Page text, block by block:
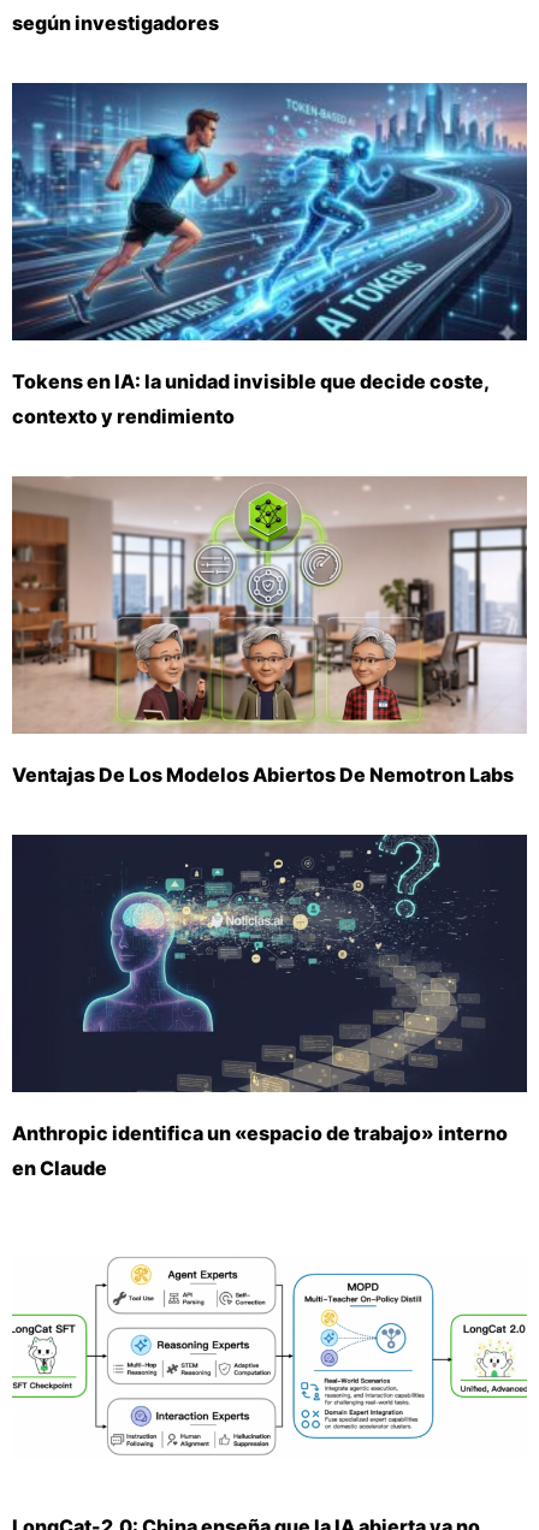
según investigadores
Tokens en IA: la unidad invisible que decide coste,
contexto y rendimiento
Ventajas De Los Modelos Abiertos De Nemotron Labs
Anthropic identifica un «espacio de trabajo» interno
en Claude